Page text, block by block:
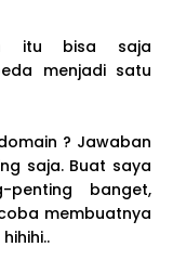
itu bisa saja
menjadi satu
? Jawaban
saja. Buat saya
penting banget,
membuatnya